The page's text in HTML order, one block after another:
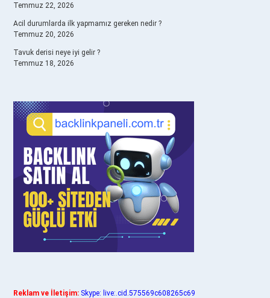
Temmuz 22, 2026
Acil durumlarda ilk yapmamız gereken nedir ?
Temmuz 20, 2026
Tavuk derisi neye iyi gelir ?
Temmuz 18, 2026
Reklam ve İletişim: Skype: live:.cid.575569c608265c69